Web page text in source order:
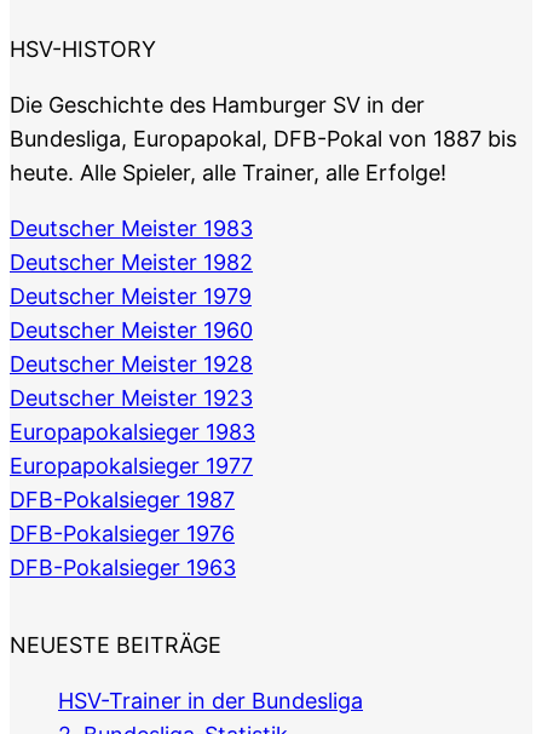
HSV-HISTORY
Die Geschichte des Hamburger SV in der
Bundesliga, Europapokal, DFB-Pokal von 1887 bis
heute. Alle Spieler, alle Trainer, alle Erfolge!
Deutscher Meister 1983
Deutscher Meister 1982
Deutscher Meister 1979
Deutscher Meister 1960
Deutscher Meister 1928
Deutscher Meister 1923
Europapokalsieger 1983
Europapokalsieger 1977
DFB-Pokalsieger 1987
DFB-Pokalsieger 1976
DFB-Pokalsieger 1963
NEUESTE BEITRÄGE
HSV-Trainer in der Bundesliga